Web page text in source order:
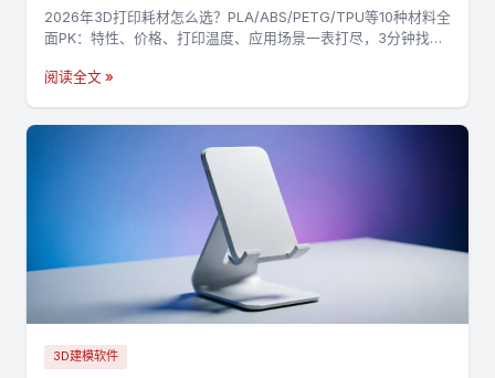
2026年3D打印耗材怎么选？PLA/ABS/PETG/TPU等10种材料全
面PK：特性、价格、打印温度、应用场景一表打尽，3分钟找到
阅读全文 »
3D建模软件